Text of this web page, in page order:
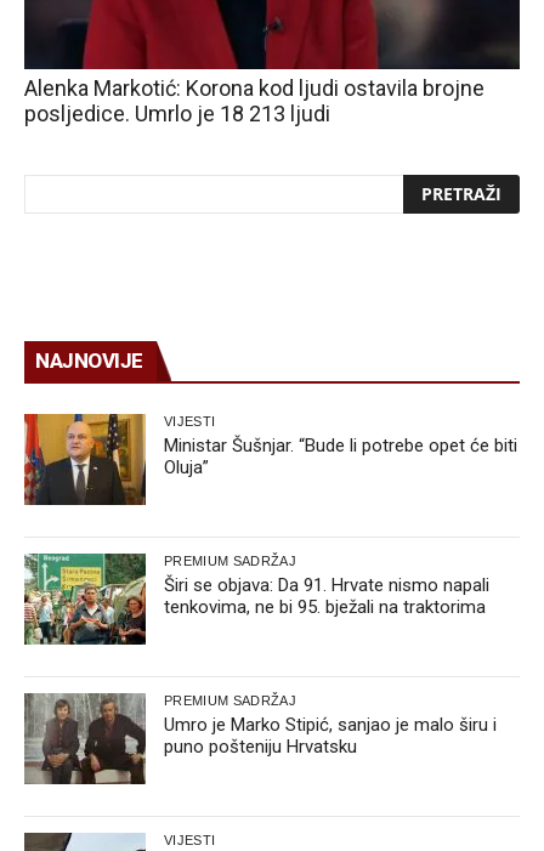
Alenka Markotić: Korona kod ljudi ostavila brojne
posljedice. Umrlo je 18 213 ljudi
NAJNOVIJE
VIJESTI
Ministar Šušnjar. “Bude li potrebe opet će biti
Oluja”
PREMIUM SADRŽAJ
Širi se objava: Da 91. Hrvate nismo napali
tenkovima, ne bi 95. bježali na traktorima
PREMIUM SADRŽAJ
Umro je Marko Stipić, sanjao je malo širu i
puno pošteniju Hrvatsku
VIJESTI